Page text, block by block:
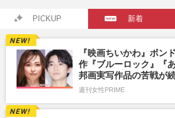
PICKUP 新着
『映画ちいかわ』ボン
作『ブルーロック』『
邦画実写作品の苦戦が
週刊女性PRIME